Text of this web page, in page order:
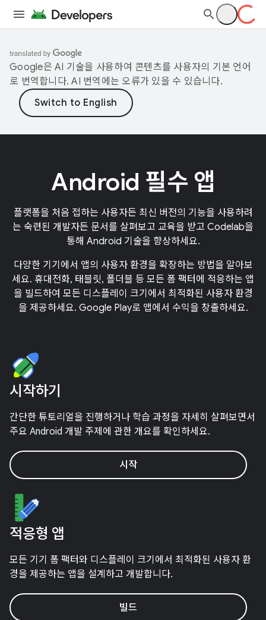
Google은 AI 기술을 사용하여 콘텐츠를 사용자의 기본 언어
로 번역합니다. AI 번역에는 오류가 있을 수 있습니다.
Android 필수 앱
플랫폼을 처음 접하는 사용자든 최신 버전의 기능을 사용하려
는 숙련된 개발자든 문서를 살펴보고 교육을 받고 Codelab을
통해 Android 기술을 향상하세요.
다양한 기기에서 앱의 사용자 환경을 확장하는 방법을 알아보
세요. 휴대전화, 태블릿, 폴더블 등 모든 폼 팩터에 적응하는 앱
을 빌드하여 모든 디스플레이 크기에서 최적화된 사용자 환경
을 제공하세요. Google Play로 앱에서 수익을 창출하세요.
시작하기
간단한 튜토리얼을 진행하거나 학습 과정을 자세히 살펴보면서
주요 Android 개발 주제에 관한 개요를 확인하세요.
시작
적응형 앱
모든 기기 폼 팩터와 디스플레이 크기에서 최적화된 사용자 환
경을 제공하는 앱을 설계하고 개발합니다.
빌드